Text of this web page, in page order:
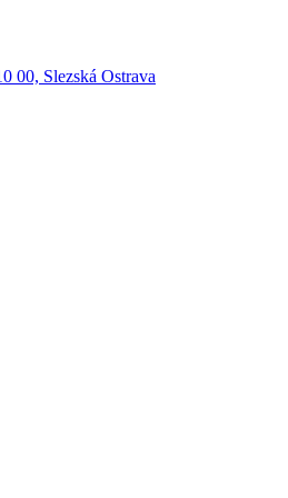
00, Slezská Ostrava